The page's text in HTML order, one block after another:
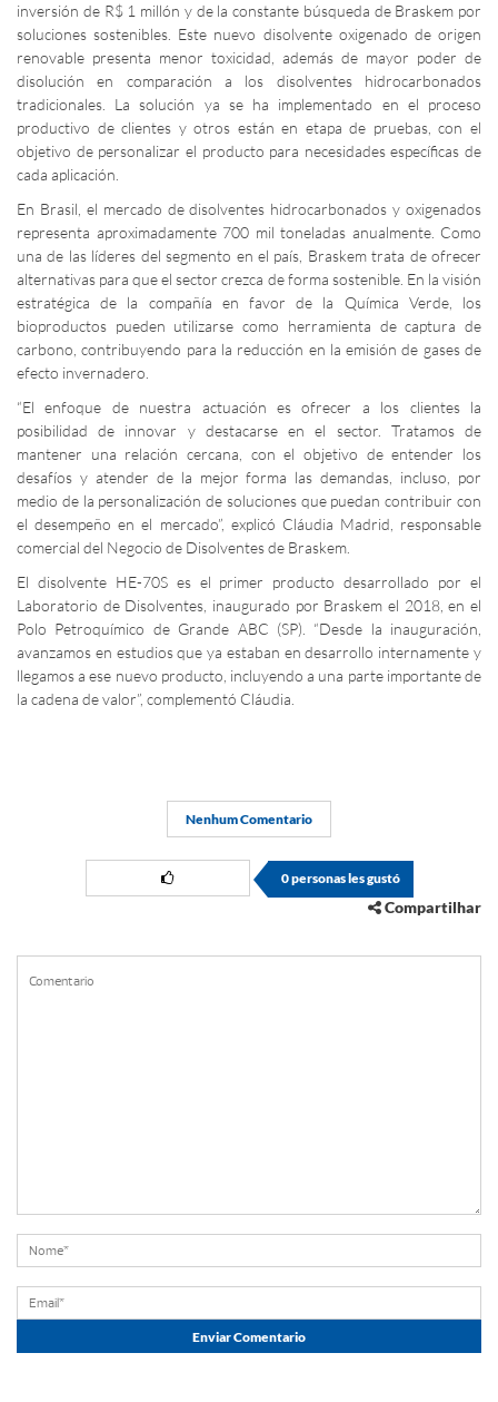
inversión de R$ 1 millón y de la constante búsqueda de Braskem por
soluciones sostenibles. Este nuevo disolvente oxigenado de origen
renovable presenta menor toxicidad, además de mayor poder de
disolución en comparación a los disolventes hidrocarbonados
tradicionales. La solución ya se ha implementado en el proceso
productivo de clientes y otros están en etapa de pruebas, con el
objetivo de personalizar el producto para necesidades específicas de
cada aplicación.
En Brasil, el mercado de disolventes hidrocarbonados y oxigenados
representa aproximadamente 700 mil toneladas anualmente. Como
una de las líderes del segmento en el país, Braskem trata de ofrecer
alternativas para que el sector crezca de forma sostenible. En la visión
estratégica de la compañía en favor de la Química Verde, los
bioproductos pueden utilizarse como herramienta de captura de
carbono, contribuyendo para la reducción en la emisión de gases de
efecto invernadero.
“El enfoque de nuestra actuación es ofrecer a los clientes la
posibilidad de innovar y destacarse en el sector. Tratamos de
mantener una relación cercana, con el objetivo de entender los
desafíos y atender de la mejor forma las demandas, incluso, por
medio de la personalización de soluciones que puedan contribuir con
el desempeño en el mercado”, explicó Cláudia Madrid, responsable
comercial del Negocio de Disolventes de Braskem.
El disolvente HE-70S es el primer producto desarrollado por el
Laboratorio de Disolventes, inaugurado por Braskem el 2018, en el
Polo Petroquímico de Grande ABC (SP). “Desde la inauguración,
avanzamos en estudios que ya estaban en desarrollo internamente y
llegamos a ese nuevo producto, incluyendo a una parte importante de
la cadena de valor”, complementó Cláudia.
Nenhum Comentario
0personas les gustó
Compartilhar